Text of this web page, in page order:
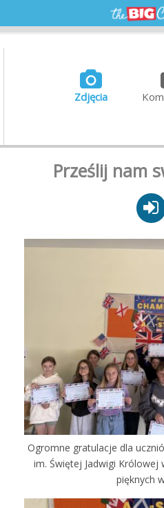
Zdjęcia
Prześlij nam
Ogromne gratulacje dla
im. Świętej Jadwigi Królowej
pięknych